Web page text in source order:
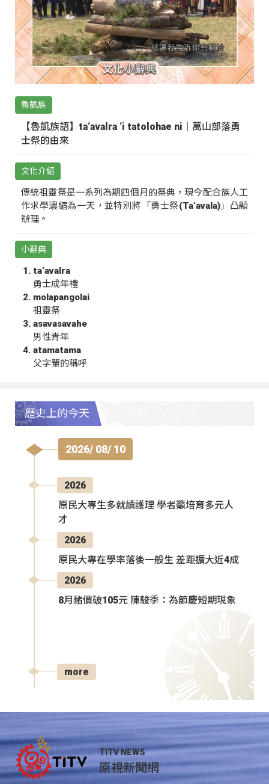
魯凱族
【魯凱族語】ta‘avalra ‘i tatolohae ni｜萬山部落勇
士祭的由來
文化介紹
傳統祖靈祭是一系列為期四個月的祭典，現今配合族人工
作求學濃縮為一天，並特別將「勇士祭(Ta‘avala)」凸顯
辦理。
小辭典
ta‘avalra
勇士成年禮
molapangolai
祖靈祭
asavasavahe
男性青年
atamatama
父字輩的稱呼
歷史上的今天
2026/ 08/ 10
2026
原民大專生多就讀護理 學者籲培育多元人
才
2026
原民大專在學率落後一般生 差距擴大近4成
2026
8月豬價破105元 陳駿季：為節慶短期現象
more
TITV NEWS
原視新聞網